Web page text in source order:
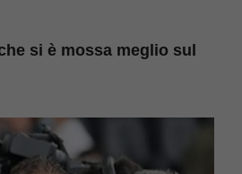
si è mossa meglio sul